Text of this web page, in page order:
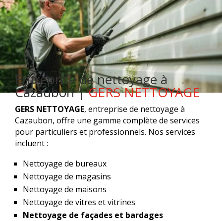
Entreprise de nettoyage à
Cazaubon |GERS NETTOYAGE
GERS NETTOYAGE, entreprise de nettoyage à
Cazaubon, offre une gamme complète de services
pour particuliers et professionnels. Nos services
incluent :
Nettoyage de bureaux
Nettoyage de magasins
Nettoyage de maisons
Nettoyage de vitres et vitrines
Nettoyage de façades et bardages